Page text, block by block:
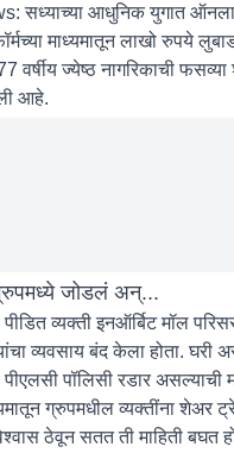
सध्याच्या आधुनिक युगात
माध्यमातून लाखो रुपये
ज्येष्ठ नागरिकाची
आहे.
जोडलं अन्...
व्यक्ती इनऑर्बिट मॉल
त्यांचा व्यवसाय बंद केला
पॉलिसी रडार असल्याची
ग्रुपमधील व्यक्तींना शेअर
ठेवून सतत ती माहिती बघत